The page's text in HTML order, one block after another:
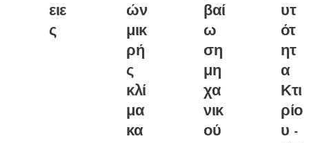
ειε
ς
ών
μικ
ρή
ς
κλί
μα
κα
βαί
ω
ση
μη
χα
νικ
ού
υτ
ότ
ητ
α
Κτι
ρίο
υ -